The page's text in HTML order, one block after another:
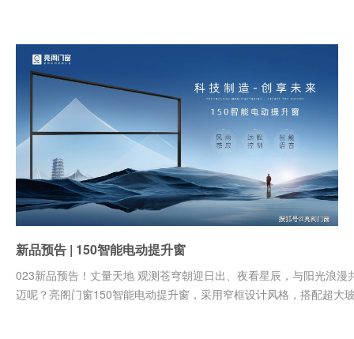
新品预告 | 150智能电动提升窗
023新品预告！丈量天地 观测苍穹朝迎日出、夜看星辰，与阳光浪
迈呢？亮阁门窗150智能电动提升窗，采用窄框设计风格，搭配超大